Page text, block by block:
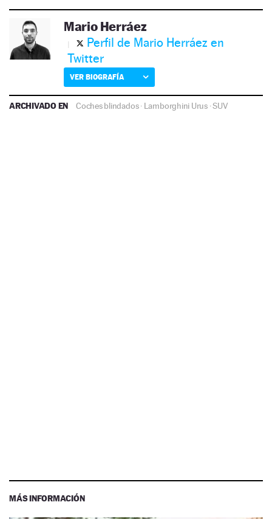
Mario Herráez
Perfil de Mario Herráez en
Twitter
VER BIOGRAFÍA
ARCHIVADO EN Coches blindados· Lamborghini Urus·SUV
MÁS INFORMACIÓN